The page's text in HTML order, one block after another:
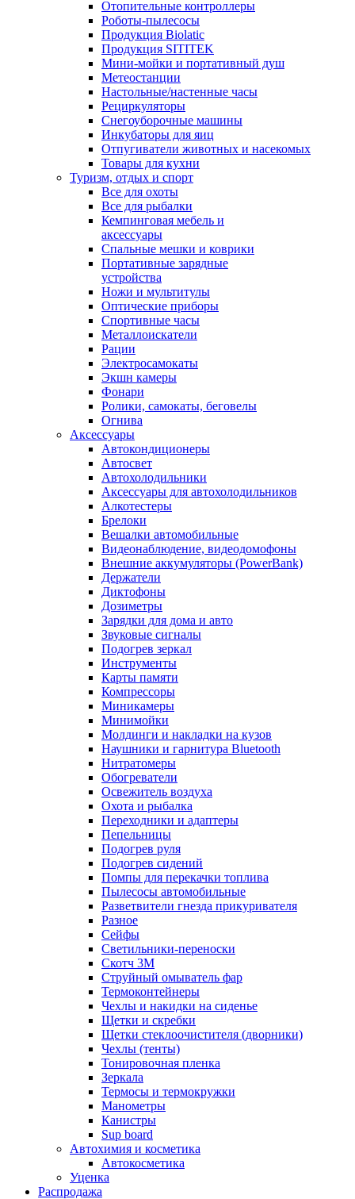
Отопительные контроллеры
Роботы-пылесосы
Продукция Biolatic
Продукция SITITEK
Мини-мойки и портативный душ
Метеостанции
Настольные/настенные часы
Рециркуляторы
Снегоуборочные машины
Инкубаторы для яиц
Отпугиватели животных и насекомых
Товары для кухни
Туризм, отдых и спорт
Все для охоты
Все для рыбалки
Кемпинговая мебель и
аксессуары
Спальные мешки и коврики
Портативные зарядные
устройства
Ножи и мультитулы
Оптические приборы
Спортивные часы
Металлоискатели
Рации
Электросамокаты
Экшн камеры
Фонари
Ролики, самокаты, беговелы
Огнива
Аксессуары
Автокондиционеры
Aвтосвет
Автохолодильники
Аксессуары для автохолодильников
Алкотестеры
Брелоки
Вешалки автомобильные
Видеонаблюдение, видеодомофоны
Внешние аккумуляторы (PowerBank)
Держатели
Диктофоны
Дозиметры
Зарядки для дома и авто
Звуковые сигналы
Подогрев зеркал
Инструменты
Карты памяти
Компрессоры
Миникамеры
Минимойки
Молдинги и накладки на кузов
Наушники и гарнитура Bluetooth
Нитратомеры
Обогреватели
Освежитель воздуха
Охота и рыбалка
Переходники и адаптеры
Пепельницы
Подогрев руля
Подогрев сидений
Помпы для перекачки топлива
Пылесосы автомобильные
Разветвители гнезда прикуривателя
Разное
Сейфы
Светильники-переноски
Скотч 3М
Струйный омыватель фар
Термоконтейнеры
Чехлы и накидки на сиденье
Щетки и скребки
Щетки стеклоочистителя (дворники)
Чехлы (тенты)
Тонировочная пленка
Зеркалa
Термосы и термокружки
Манометры
Канистры
Sup board
Автохимия и косметика
Автокосметика
Уценка
Распродажа